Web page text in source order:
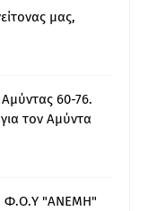
μας,
60-76.
τον Αμύντα
Φ.Ο.Υ "ΑΝΕΜΗ"